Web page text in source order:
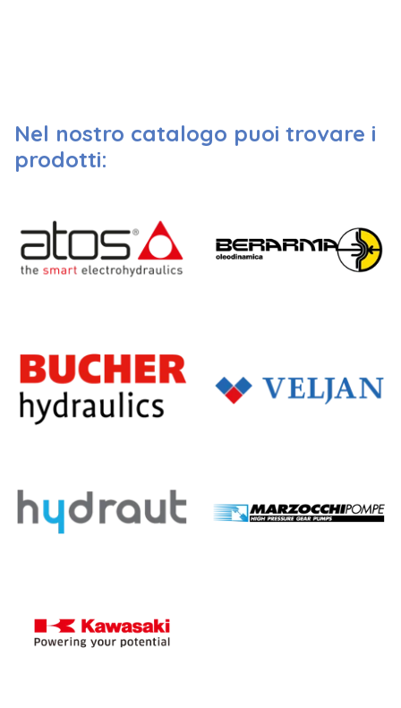
Nel nostro catalogo puoi trovare i
prodotti: